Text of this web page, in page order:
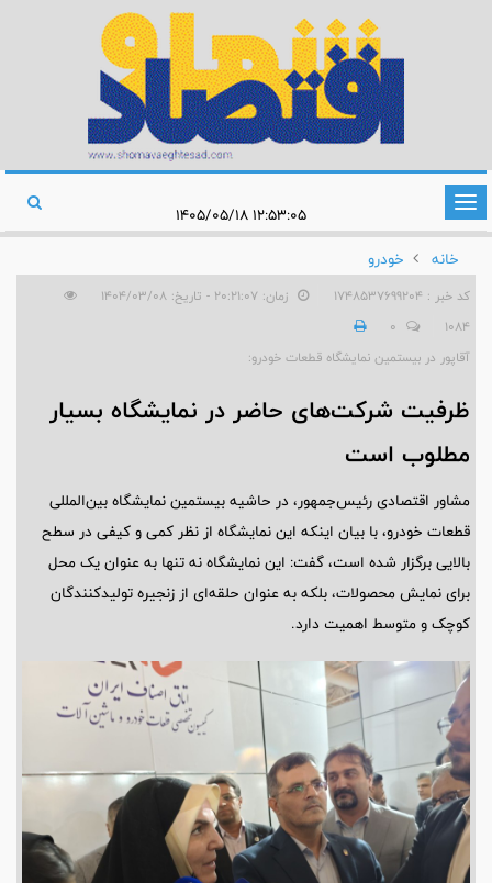
تغییر
وضعیت
ناوبری
خانه
خودرو
کد خبر : 1748537699204
زمان: ۲۰:۲۱:۰۷ - تاریخ: ۱۴۰۴/۰۳/۰۸
1084
0
آقاپور در بیستمین نمایشگاه قطعات خودرو:
ظرفیت شرکت‌های حاضر در نمایشگاه بسیار
مطلوب است
مشاور اقتصادی رئیس‌جمهور، در حاشیه بیستمین نمایشگاه بین‌المللی
قطعات خودرو، با بیان اینکه این نمایشگاه از نظر کمی و کیفی در سطح
بالایی برگزار شده است، گفت: این نمایشگاه نه تنها به عنوان یک محل
برای نمایش محصولات، بلکه به عنوان حلقه‌ای از زنجیره تولیدکنندگان
کوچک و متوسط اهمیت دارد.